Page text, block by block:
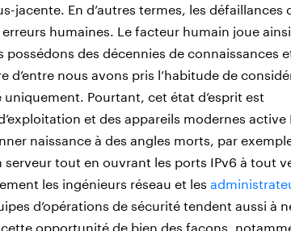
jacente. En d’autres termes, les défaillances
humaines. Le facteur humain joue
possédons des décennies de connaissances
d’entre nous avons pris l’habitude de
Pourtant, cet état d’esprit est
et des appareils modernes active
naissance à des angles morts, par
serveur tout en ouvrant les ports IPv6 à tout
les ingénieurs réseau et les
d’opérations de sécurité tendent aussi à
opportunité de bien des façons,